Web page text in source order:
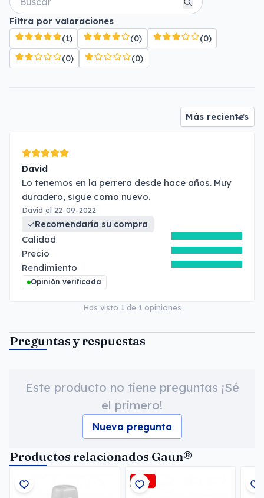
Filtra por valoraciones
(1)
(0)
(0)
(0)
(0)
David
Lo tenemos en la perrera desde hace años. Muy
duradero, sigue como nuevo.
David el 22-09-2022
Recomendaría su compra
Calidad
Precio
Rendimiento
Opinión verificada
Has visto 1 de 1 opiniones
Preguntas y respuestas
Este producto no tiene preguntas ¡Sé
el primero!
Nueva pregunta
Productos relacionados Gaun®
-3%